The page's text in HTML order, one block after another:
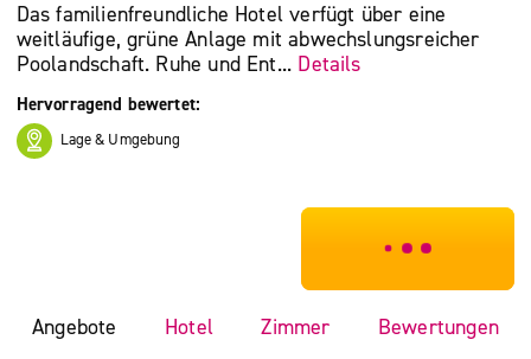
Das familienfreundliche Hotel verfügt über eine
weitläufige, grüne Anlage mit abwechslungsreicher
Poolandschaft. Ruhe und Ent... Details
Hervorragend bewertet:
Lage & Umgebung
***************
Angebote Hotel Zimmer Bewertungen